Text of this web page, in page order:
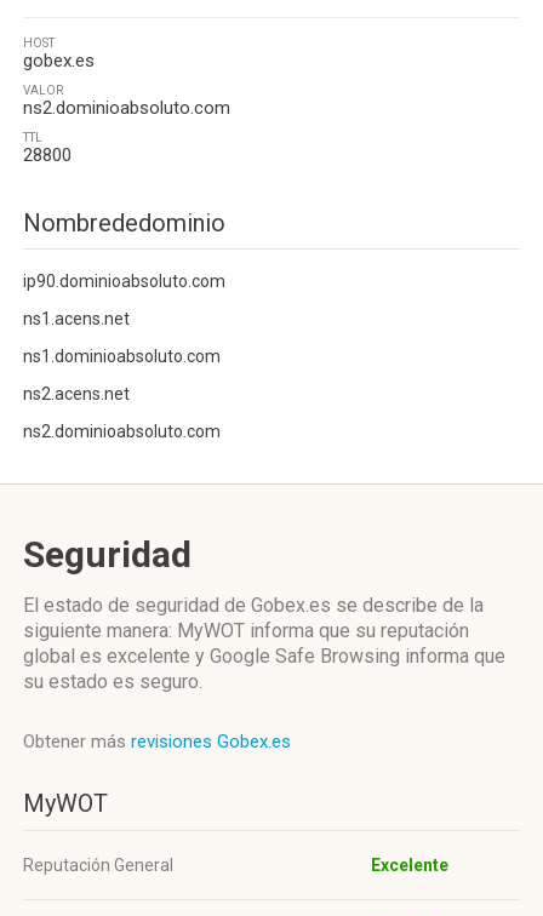
HOST
gobex.es
VALOR
ns2.dominioabsoluto.com
TTL
28800
Nombrededominio
ip90.dominioabsoluto.com
ns1.acens.net
ns1.dominioabsoluto.com
ns2.acens.net
ns2.dominioabsoluto.com
Seguridad
El estado de seguridad de Gobex.es se describe de la
siguiente manera: MyWOT informa que su reputación
global es excelente y Google Safe Browsing informa que
su estado es seguro.
Obtener más revisiones Gobex.es
MyWOT
Reputación General Excelente